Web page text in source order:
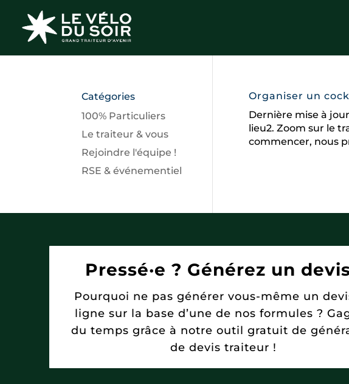
Organiser un
Dernière mise à
lieu2. Zoom sur le
commencer, nous
Catégories
100% Particuliers
Le traiteur & vous
Rejoindre l'équipe !
RSE & événementiel
Pressé·e ? Générez un
Pourquoi ne pas générer vous-même un
ligne sur la base d’une de nos formules ?
du temps grâce à notre outil gratuit de
de devis traiteur !